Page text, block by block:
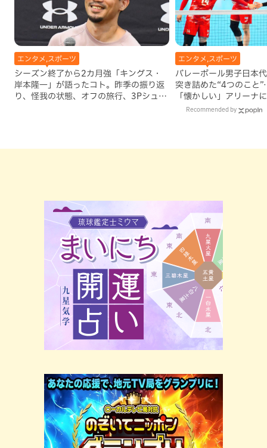
エンタメ,スポーツ
シーズン終了から2カ月強「キングス・
岸本隆一」が語ったコト。昨季の振り返
り、怪我の状態、オフの旅行、3Pシュー
エンタメ,スポーツ
バレーボール男子日本
突き詰めた“4つのこと
「懐かしい」アリーナ
Recommended by